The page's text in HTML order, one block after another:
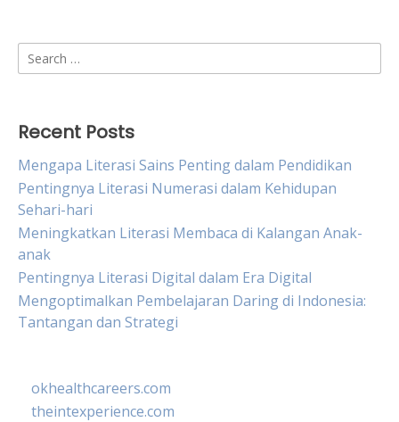
Search
for:
Recent Posts
Mengapa Literasi Sains Penting dalam Pendidikan
Pentingnya Literasi Numerasi dalam Kehidupan
Sehari-hari
Meningkatkan Literasi Membaca di Kalangan Anak-
anak
Pentingnya Literasi Digital dalam Era Digital
Mengoptimalkan Pembelajaran Daring di Indonesia:
Tantangan dan Strategi
okhealthcareers.com
theintexperience.com